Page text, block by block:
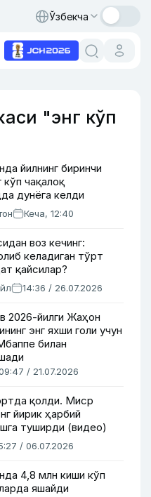
Ўзбекча
"энг кўп
йилнинг биринчи
чақалоқ
дунёга келди
Кеча, 12:40
воз кечинг:
келадиган тўрт
қайсилар?
14:36 / 26.07.2026
2026-йилги Жаҳон
энг яхши голи учун
билан
/ 21.07.2026
қолди. Миср
йирик ҳарбий
туширди (видео)
/ 06.07.2026
4,8 млн киши кўп
яшайди